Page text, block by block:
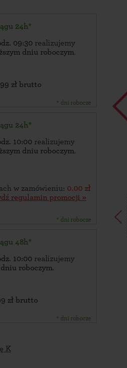
24h*
09:30 realizujemy
dniu roboczym.
zł brutto
* dni robocze
24h*
10:00 realizujemy
dniu roboczym.
w zamówieniu: 0.00 zł
regulamin promocji »
* dni robocze
48h*
10:00 realizujemy
roboczym.
zł brutto
* dni robocze
K